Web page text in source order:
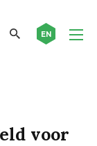
EN
voor